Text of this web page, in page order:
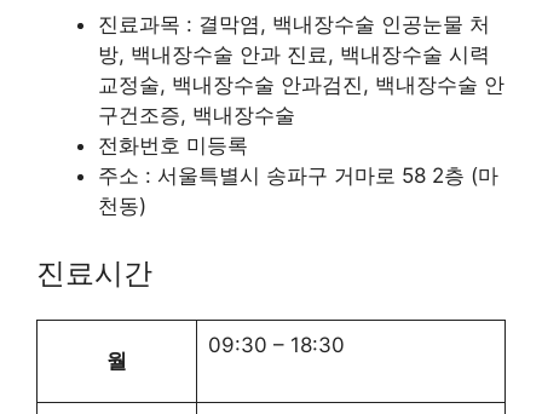
진료과목 : 결막염, 백내장수술 인공눈물 처
방, 백내장수술 안과 진료, 백내장수술 시력
교정술, 백내장수술 안과검진, 백내장수술 안
구건조증, 백내장수술
전화번호 미등록
주소 : 서울특별시 송파구 거마로 58 2층 (마
천동)
진료시간
월
09:30 – 18:30